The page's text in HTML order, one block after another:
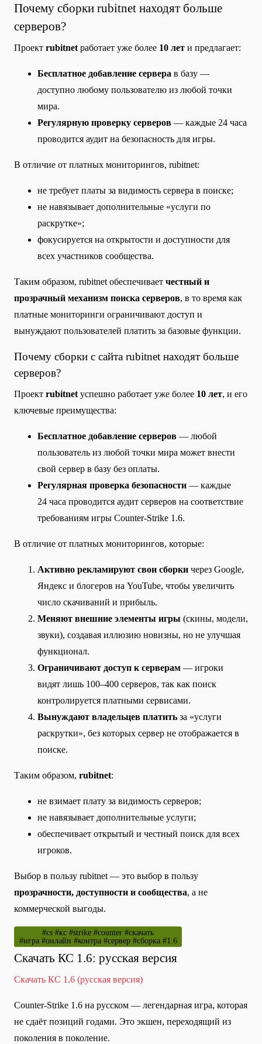
Почему сборки rubitnet находят больше
серверов?
Проект rubitnet работает уже более 10 лет и предлагает:
Бесплатное добавление сервера в базу —
доступно любому пользователю из любой точки
мира.
Регулярную проверку серверов — каждые 24 часа
проводится аудит на безопасность для игры.
В отличие от платных мониторингов, rubitnet:
не требует платы за видимость сервера в поиске;
не навязывает дополнительные «услуги по
раскрутке»;
фокусируется на открытости и доступности для
всех участников сообщества.
Таким образом, rubitnet обеспечивает честный и
прозрачный механизм поиска серверов, в то время как
платные мониторинги ограничивают доступ и
вынуждают пользователей платить за базовые функции.
Почему сборки с сайта rubitnet находят больше
серверов?
Проект rubitnet успешно работает уже более 10 лет, и его
ключевые преимущества:
Бесплатное добавление серверов — любой
пользователь из любой точки мира может внести
свой сервер в базу без оплаты.
Регулярная проверка безопасности — каждые
24 часа проводится аудит серверов на соответствие
требованиям игры Counter-Strike 1.6.
В отличие от платных мониторингов, которые:
Активно рекламируют свои сборки через Google,
Яндекс и блогеров на YouTube, чтобы увеличить
число скачиваний и прибыль.
Меняют внешние элементы игры (скины, модели,
звуки), создавая иллюзию новизны, но не улучшая
функционал.
Ограничивают доступ к серверам — игроки
видят лишь 100–400 серверов, так как поиск
контролируется платными сервисами.
Вынуждают владельцев платить за «услуги
раскрутки», без которых сервер не отображается в
поиске.
Таким образом, rubitnet:
не взимает плату за видимость серверов;
не навязывает дополнительные услуги;
обеспечивает открытый и честный поиск для всех
игроков.
Выбор в пользу rubitnet — это выбор в пользу
прозрачности, доступности и сообщества, а не
коммерческой выгоды.
#cs #кс #strike #counter #скачать
#игра #онлайн #контра #сервер #сборка #1.6
Скачать КС 1.6: русская версия
Скачать КС 1.6 (русская версия)
Counter-Strike 1.6 на русском — легендарная игра, которая
не сдаёт позиций годами. Это экшен, переходящий из
поколения в поколение.